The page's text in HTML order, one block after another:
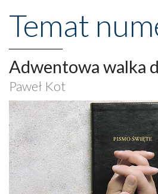
Temat
Adwentowa walka
Paweł Kot